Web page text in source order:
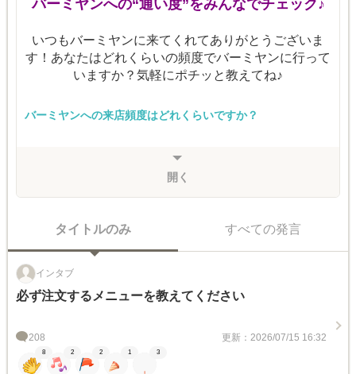
バーミヤンへの“通い度”をみんなでチェック♪
いつもバーミヤンに来てくれてありがとうございま
す！あなたはどれくらいの頻度でバーミヤンに行って
いますか？気軽にポチッと教えてね♪
バーミヤンへの来店頻度はどれくらいですか？
開く
タイトルのみ すべての発言
インタブ
必ず注文するメニューを教えてください
208 更新：2026/07/15 16:32
8 2 2 1 3